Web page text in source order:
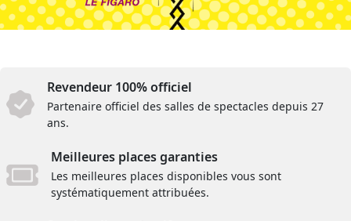
Revendeur 100% officiel
Partenaire officiel des salles de spectacles depuis 27
ans.
Meilleures places garanties
Les meilleures places disponibles vous sont
systématiquement attribuées.